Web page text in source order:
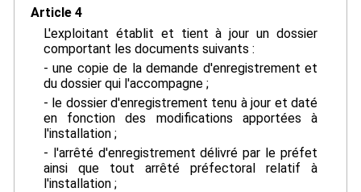
Article 4
L'exploitant établit et tient à jour un dossier
comportant les documents suivants :
- une copie de la demande d'enregistrement et
du dossier qui l'accompagne ;
- le dossier d'enregistrement tenu à jour et daté
en fonction des modifications apportées à
l'installation ;
- l'arrêté d'enregistrement délivré par le préfet
ainsi que tout arrêté préfectoral relatif à
l'installation ;